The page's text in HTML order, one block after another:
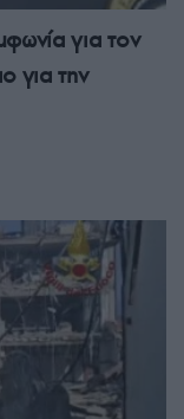
για τον
για την